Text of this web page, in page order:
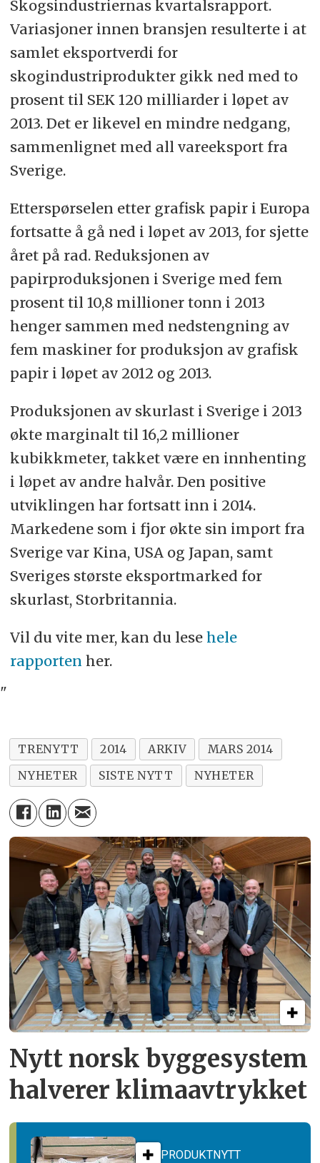
Skogsindustriernas kvartalsrapport.
Variasjoner innen bransjen resulterte i at
samlet eksportverdi for
skogindustriprodukter gikk ned med to
prosent til SEK 120 milliarder i løpet av
2013. Det er likevel en mindre nedgang,
sammenlignet med all vareeksport fra
Sverige.
Etterspørselen etter grafisk papir i Europa
fortsatte å gå ned i løpet av 2013, for sjette
året på rad. Reduksjonen av
papirproduksjonen i Sverige med fem
prosent til 10,8 millioner tonn i 2013
henger sammen med nedstengning av
fem maskiner for produksjon av grafisk
papir i løpet av 2012 og 2013.
Produksjonen av skurlast i Sverige i 2013
økte marginalt til 16,2 millioner
kubikkmeter, takket være en innhenting
i løpet av andre halvår. Den positive
utviklingen har fortsatt inn i 2014.
Markedene som i fjor økte sin import fra
Sverige var Kina, USA og Japan, samt
Sveriges største eksportmarked for
skurlast, Storbritannia.
Vil du vite mer, kan du lese hele
rapporten her.
"
TRENYTT 2014 ARKIV
MARS 2014
NYHETER
SISTE NYTT NYHETER
Nytt norsk byggesystem
halverer klimaavtrykket
PRODUKTNYTT